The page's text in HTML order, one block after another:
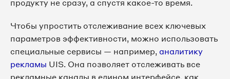
продукту не сразу, а спустя какое-то время.
Чтобы упростить отслеживание всех ключевых
параметров эффективности, можно использовать
специальные сервисы — например, аналитику
рекламы UIS. Она позволяет отслеживать все